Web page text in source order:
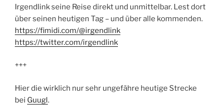
Irgendlink seine Reise direkt und unmittelbar. Lest dort
über seinen heutigen Tag – und über alle kommenden.
https://fimidi.com/@irgendlink
https://twitter.com/irgendlink
+++
Hier die wirklich nur sehr ungefähre heutige Strecke
bei Guugl.